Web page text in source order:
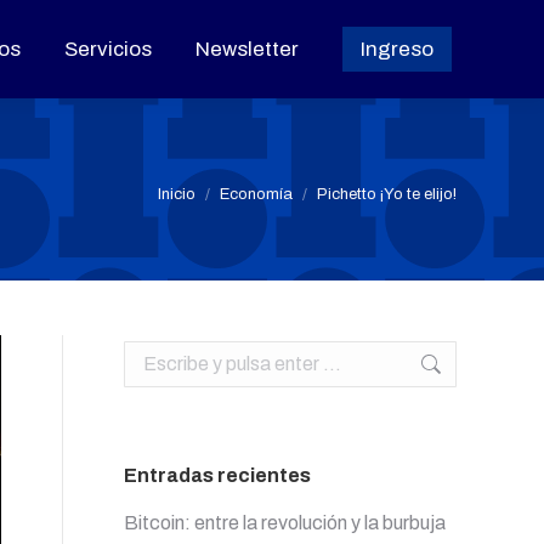
Servicios Newsletter Ingreso
Estás aquí:
Inicio Economía Pichetto ¡Yo te elijo!
Buscar:
Entradas recientes
Bitcoin: entre la revolución y la burbuja
Servicios Newsletter Ingreso